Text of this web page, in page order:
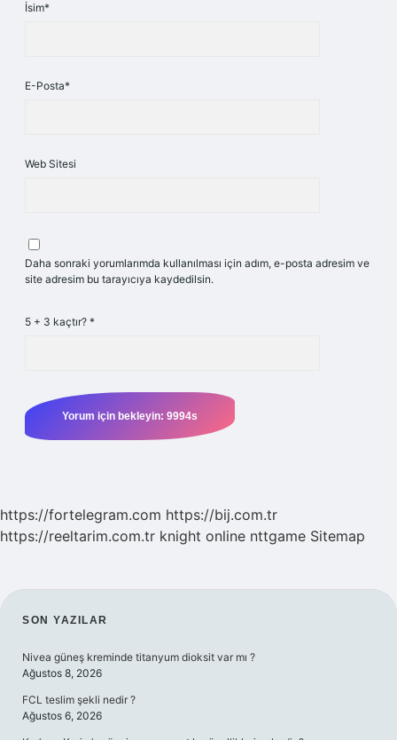
İsim*
E-Posta*
Web Sitesi
Daha sonraki yorumlarımda kullanılması için adım, e-posta adresim ve
site adresim bu tarayıcıya kaydedilsin.
5 + 3 kaçtır? *
https://fortelegram.com https://bij.com.tr
https://reeltarim.com.tr knight online nttgame Sitemap
SIDEBAR
SON YAZILAR
Nivea güneş kreminde titanyum dioksit var mı ?
Ağustos 8, 2026
FCL teslim şekli nedir ?
Ağustos 6, 2026